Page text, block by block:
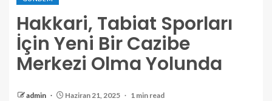
Hakkari, Tabiat Sporları
İçin Yeni Bir Cazibe
Merkezi Olma Yolunda
admin Haziran 21, 2025 1 min read